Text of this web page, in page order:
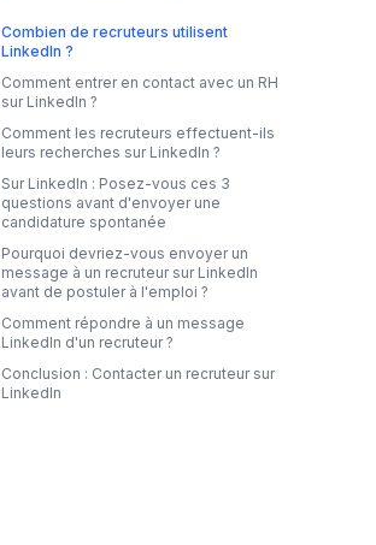
Combien de recruteurs utilisent
LinkedIn ?
Comment entrer en contact avec un RH
sur LinkedIn ?
Comment les recruteurs effectuent-ils
leurs recherches sur LinkedIn ?
Sur LinkedIn : Posez-vous ces 3
questions avant d'envoyer une
candidature spontanée
Pourquoi devriez-vous envoyer un
message à un recruteur sur LinkedIn
avant de postuler à l'emploi ?
Comment répondre à un message
LinkedIn d'un recruteur ?
Conclusion : Contacter un recruteur sur
LinkedIn